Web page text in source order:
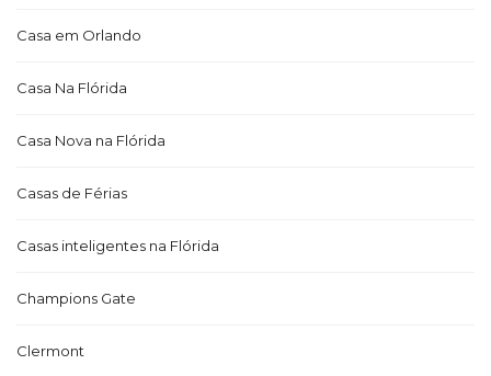
Casa em Orlando
Casa Na Flórida
Casa Nova na Flórida
Casas de Férias
Casas inteligentes na Flórida
Champions Gate
Clermont